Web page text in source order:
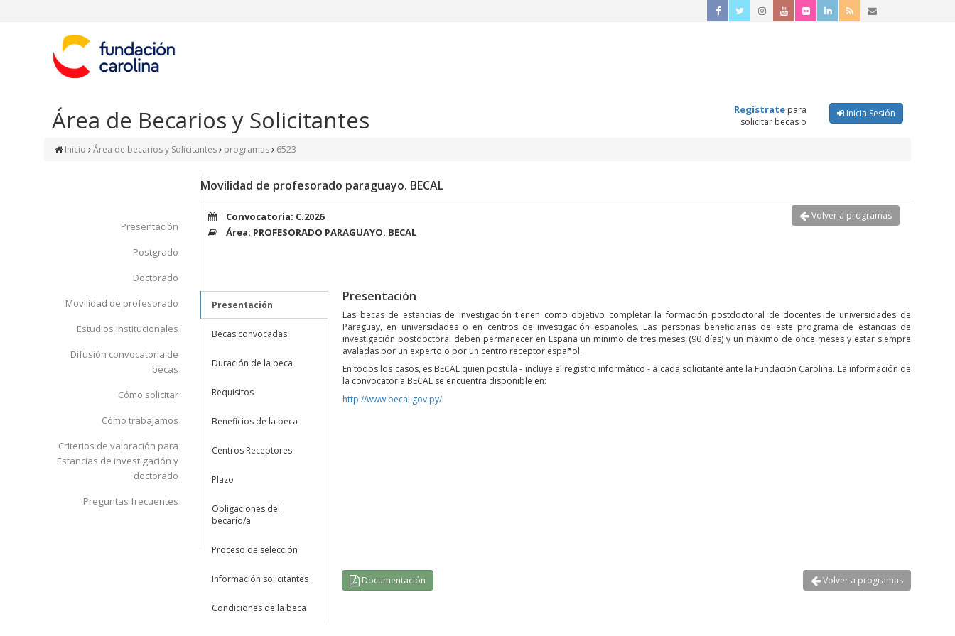
Área de Becarios y Solicitantes Regístrate para
solicitar becas o
Inicia Sesión
Inicio Área de becarios y Solicitantes programas 6523
Presentación
Postgrado
Doctorado
Movilidad de profesorado
Estudios institucionales
Difusión convocatoria de
becas
Cómo solicitar
Cómo trabajamos
Criterios de valoración para
Estancias de investigación y
doctorado
Preguntas frecuentes
Movilidad de profesorado paraguayo. BECAL
Convocatoria: C.2026
Área: PROFESORADO PARAGUAYO. BECAL
Volver a programas
Presentación
Becas convocadas
Duración de la beca
Requisitos
Beneficios de la beca
Centros Receptores
Plazo
Obligaciones del
becario/a
Proceso de selección
Información solicitantes
Condiciones de la beca
Presentación
Las becas de estancias de investigación tienen como objetivo completar la formación postdoctoral de docentes de universidades de
Paraguay, en universidades o en centros de investigación españoles. Las personas beneficiarias de este programa de estancias de
investigación postdoctoral deben permanecer en España un mínimo de tres meses (90 días) y un máximo de once meses y estar siempre
avaladas por un experto o por un centro receptor español.
En todos los casos, es BECAL quien postula - incluye el registro informático - a cada solicitante ante la Fundación Carolina. La información de
la convocatoria BECAL se encuentra disponible en:
http://www.becal.gov.py/
Documentación Volver a programas